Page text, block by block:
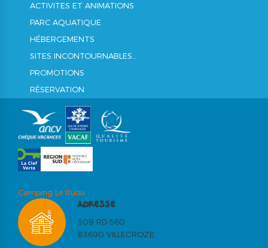
ACTIVITES ET ANIMATIONS
PARC AQUATIQUE
HÉBERGEMENTS
SITES INCONTOURNABLES…
PROMOTIONS
RÉSERVATION
Camping Le Ruou
ADRESSE
309 RD 560
83690 VILLECROZE